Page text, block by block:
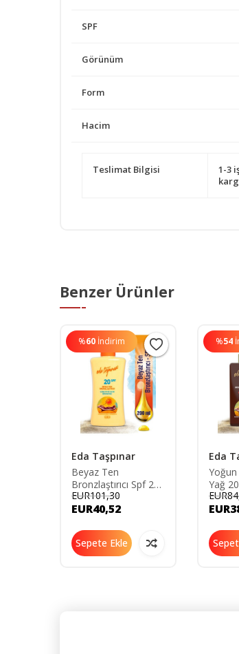
SPF
Görünüm
Form
Hacim
Teslimat Bilgisi
1-3
Benzer Ürünler
%60 İndirim
Eda Taşpınar
Beyaz Ten
Bronzlaştırıcı Spf 20
Krem (losyon) - 200
Ml
EUR101,30
EUR40,52
Sepete Ekle
%54
Eda
Yoğun
Yağ
Kapak